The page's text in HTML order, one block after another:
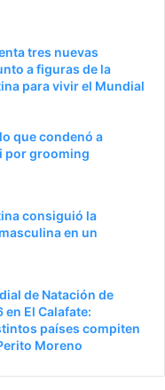
tres nuevas
a figuras de la
para vivir el Mundial
que condenó a
por grooming
consiguió la
en un
de Natación de
El Calafate:
países compiten
Moreno